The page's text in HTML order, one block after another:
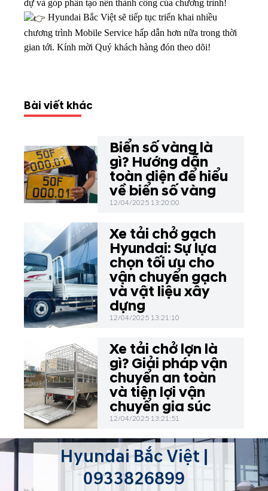
dự và góp phần tạo nên thành công của chương trình!
Hyundai Bắc Việt sẽ tiếp tục triển khai nhiều
chương trình Mobile Service hấp dẫn hơn nữa trong thời
gian tới. Kính mời Quý khách hàng đón theo dõi!
Bài viết khác
Biển số vàng là
gì? Hướng dẫn
toàn diện để hiểu
về biển số vàng
12/04/2025 13:20:00
Xe tải chở gạch
Hyundai: Sự lựa
chọn tối ưu cho
vận chuyển gạch
và vật liệu xây
dựng
12/04/2025 13:21:10
Xe tải chở lợn là
gì? Giải pháp vận
chuyển an toàn
và tiện lợi vận
chuyển gia súc
12/04/2025 13:21:51
Hyundai Bắc Việt |
0933826899